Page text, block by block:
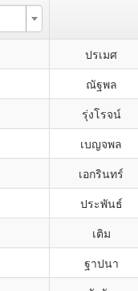
ปรเมศ
ณัฐพล
รุ่งโรจน์
เบญจพล
เอกรินทร์
ประพันธ์
เติม
ฐาปนา